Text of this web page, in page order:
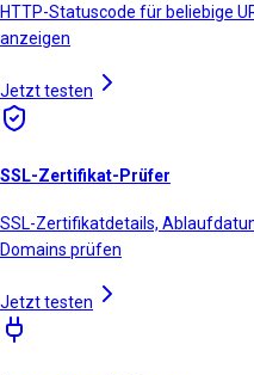
HTTP-Statuscode für beliebige
anzeigen
Jetzt testen
SSL-Zertifikat-Prüfer
SSL-Zertifikatdetails,
Domains prüfen
Jetzt testen